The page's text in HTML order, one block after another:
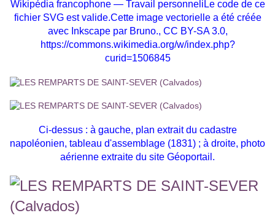
Wikipédia francophone — Travail personneliLe code de ce
fichier SVG est valide.Cette image vectorielle a été créée
avec Inkscape par Bruno., CC BY-SA 3.0,
https://commons.wikimedia.org/w/index.php?
curid=1506845
Ci-dessus : à gauche, plan extrait du cadastre
napoléonien, tableau d'assemblage (1831) ; à droite, photo
aérienne extraite du site Géoportail.